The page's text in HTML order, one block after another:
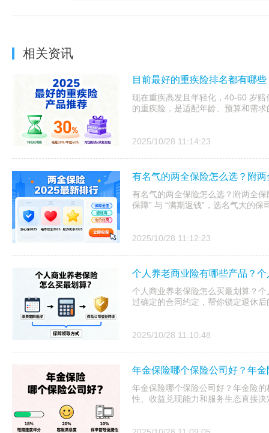
相关资讯
目前最好的重疾险排名都有哪
现在重疾高发且年轻化，40-60 岁赔
的重疾险，是适配年龄、预算和需
2025/10/28 11:14:23
有名气的两全保险怎么选？附
有名气的两全保险怎么选？附两全
保障” 与 “满期返钱”，选名气大的
2025/10/28 11:12:23
个人养老商业险有哪些产品？
个人商业养老保险怎么买最划算？
过确定的合同约定，帮你锁定退休
2025/10/28 11:10:48
年金保险哪个保险公司好？年
年金保险哪个保险公司好？年金险
性、收益兑现能力和服务生态直接决